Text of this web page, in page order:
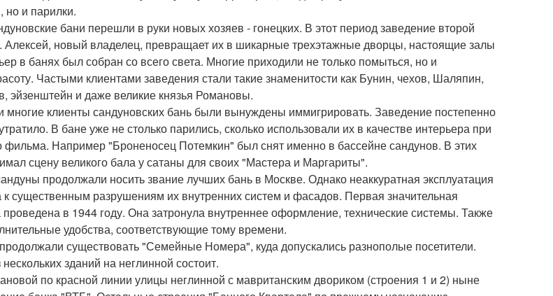
и парилки.
бани перешли в руки новых хозяев - гонецких. В этот период заведение второй
Алексей, новый владелец, превращает их в шикарные трехэтажные дворцы, настоящие залы
в банях был собран со всего света. Многие приходили не только помыться, но и
Частыми клиентами заведения стали такие знаменитости как Бунин, чехов, Шаляпин,
эйзенштейн и даже великие князья Романовы.
клиенты сандуновских бань были вынуждены иммигрировать. Заведение постепенно
В бане уже не столько парились, сколько использовали их в качестве интерьера при
фильма. Например "Броненосец Потемкин" был снят именно в бассейне сандунов. В этих
сцену великого бала у сатаны для своих "Мастера и Маргариты".
продолжали носить звание лучших бань в Москве. Однако неаккуратная эксплуатация
к существенным разрушениям их внутренних систем и фасадов. Первая значительная
проведена в 1944 году. Она затронула внутреннее оформление, технические системы. Также
удобства, соответствующие тому времени.
существовать "Семейные Номера", куда допускались разнополые посетители.
зданий на неглинной состоит.
по красной линии улицы неглинной с мавританским двориком (строения 1 и 2) ныне